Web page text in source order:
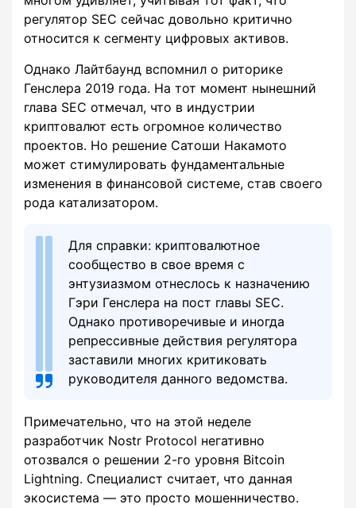
регулятор SEC сейчас довольно критично
относится к сегменту цифровых активов.
Однако Лайтбаунд вспомнил о риторике
Генслера 2019 года. На тот момент нынешний
глава SEC отмечал, что в индустрии
криптовалют есть огромное количество
проектов. Но решение Сатоши Накамото
может стимулировать фундаментальные
изменения в финансовой системе, став своего
рода катализатором.
Для справки: криптовалютное
сообщество в свое время с
энтузиазмом отнеслось к назначению
Гэри Генслера на пост главы SEC.
Однако противоречивые и иногда
репрессивные действия регулятора
заставили многих критиковать
руководителя данного ведомства.
Примечательно, что на этой неделе
разработчик Nostr Protocol негативно
отозвался о решении 2-го уровня Bitcoin
Lightning. Специалист считает, что данная
экосистема — это просто мошенничество.